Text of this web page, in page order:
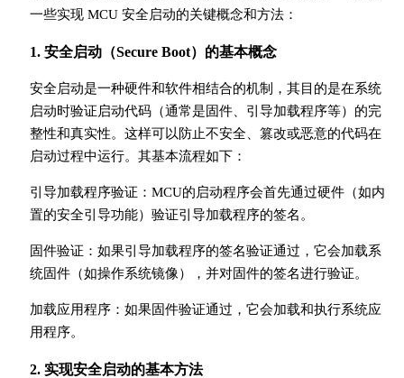
一些实现 MCU 安全启动的关键概念和方法：
1. 安全启动（Secure Boot）的基本概念
安全启动是一种硬件和软件相结合的机制，其目的是在系统
启动时验证启动代码（通常是固件、引导加载程序等）的完
整性和真实性。这样可以防止不安全、篡改或恶意的代码在
启动过程中运行。其基本流程如下：
引导加载程序验证：MCU的启动程序会首先通过硬件（如内
置的安全引导功能）验证引导加载程序的签名。
固件验证：如果引导加载程序的签名验证通过，它会加载系
统固件（如操作系统镜像），并对固件的签名进行验证。
加载应用程序：如果固件验证通过，它会加载和执行系统应
用程序。
2. 实现安全启动的基本方法